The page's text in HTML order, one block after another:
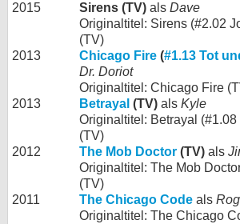
2015
Sirens (TV) als Dave
Originaltitel: Sirens (#2.02
(TV)
2013
Chicago Fire (#1.13 Tot
Dr. Doriot
Originaltitel: Chicago Fire
2013
Betrayal (TV) als Kyle
Originaltitel: Betrayal (#1.08
(TV)
2012
The Mob Doctor (TV) als
Originaltitel: The Mob
(TV)
2011
The Chicago Code als
Originaltitel: The Chicago